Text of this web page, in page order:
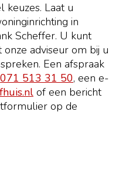
keuzes. Laat u
in
Scheffer. U kunt
adviseur om bij u
Een afspraak
071 513 31 50, een e-
of een bericht
op de